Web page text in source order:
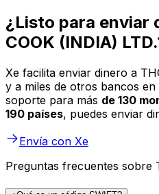
¿Listo para enviar
COOK (INDIA)
Xe facilita enviar dinero a
y a miles de otros bancos
soporte para más de 130
190 países, puedes enviar
Envía con Xe
Preguntas frecuentes sobre